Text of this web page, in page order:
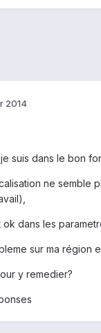
2014
suis dans le bon
ne semble
ok dans les
sur ma région
y remedier?